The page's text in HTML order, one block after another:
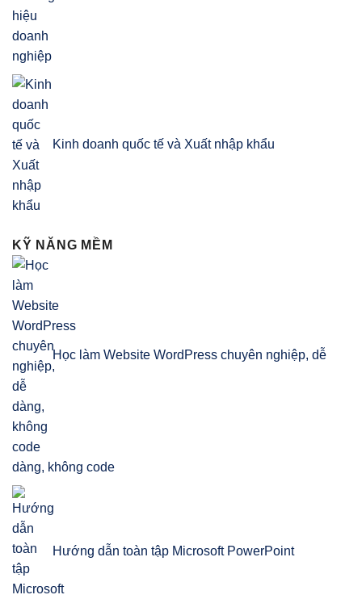
Kinh doanh quốc tế và Xuất nhập khẩu
KỸ NĂNG MỀM
Học làm Website WordPress chuyên nghiệp, dễ
dàng, không code
Hướng dẫn toàn tập Microsoft PowerPoint